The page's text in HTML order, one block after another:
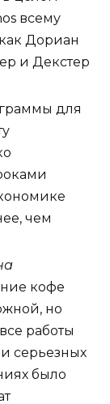
всему
Дориан
и Декстер
для
чем
кофе
но
работы
серьезных
было